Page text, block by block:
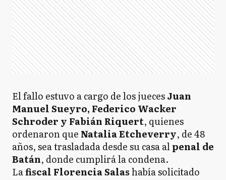
El fallo estuvo a cargo de los juecesJuan
Manuel Sueyro, Federico Wacker
Schroder y Fabián Riquert, quienes
ordenaron que Natalia Etcheverry, de 48
años, sea trasladada desde su casa alpenal de
Batán, donde cumplirá la condena.
Lafiscal Florencia Salashabía solicitado